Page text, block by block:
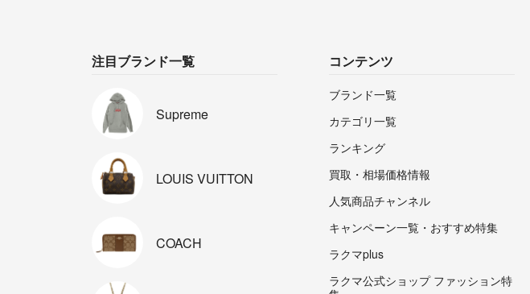
注目ブランド一覧
Supreme
LOUIS VUITTON
COACH
コンテンツ
ブランド一覧
カテゴリ一覧
ランキング
買取・相場価格情報
人気商品チャンネル
キャンペーン一覧・おすすめ特集
ラクマplus
ラクマ公式ショップ ファッション特